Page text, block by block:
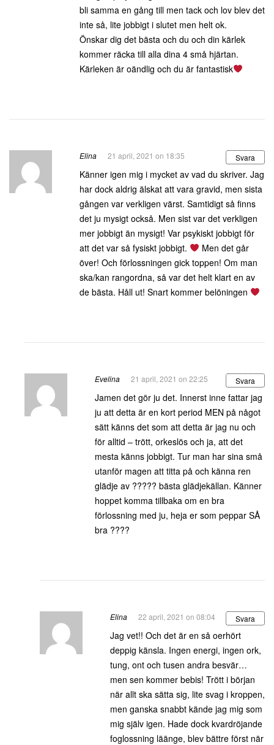
bli samma en gång till men tack och lov blev det
inte så, lite jobbigt i slutet men helt ok.
Önskar dig det bästa och du och din kärlek
kommer räcka till alla dina 4 små hjärtan.
Kärleken är oändlig och du är fantastisk
Elina 21 april, 2021 on 18:35 Svara
Känner igen mig i mycket av vad du skriver. Jag
har dock aldrig älskat att vara gravid, men sista
gången var verkligen värst. Samtidigt så finns
det ju mysigt också. Men sist var det verkligen
mer jobbigt än mysigt! Var psykiskt jobbigt för
att det var så fysiskt jobbigt.
Men det går
över! Och förlossningen gick toppen! Om man
ska/kan rangordna, så var det helt klart en av
de bästa. Håll ut! Snart kommer belöningen
Evelina 21 april, 2021 on 22:25 Svara
Jamen det gör ju det. Innerst inne fattar jag
ju att detta är en kort period MEN på något
sätt känns det som att detta är jag nu och
för alltid – trött, orkeslös och ja, att det
mesta känns jobbigt. Tur man har sina små
utanför magen att titta på och känna ren
glädje av ????? bästa glädjekällan. Känner
hoppet komma tillbaka om en bra
förlossning med ju, heja er som peppar SÅ
bra ????
Elina 22 april, 2021 on 08:04 Svara
Jag vet!! Och det är en så oerhört
deppig känsla. Ingen energi, ingen ork,
tung, ont och tusen andra besvär…
men sen kommer bebis! Trött i början
när allt ska sätta sig, lite svag i kroppen,
men ganska snabbt kände jag mig som
mig själv igen. Hade dock kvardröjande
foglossning läänge, blev bättre först när